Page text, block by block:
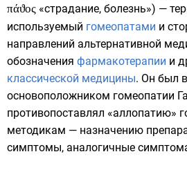
πάϑος «страдание, болезнь») —
используемый гомеопатами и
направлений альтернативной
обозначения фармакотерапии и
классической медицины. Он был
основоположником гомеопатии
противопоставлял «аллопатию»
методикам — назначению
симптомы, аналогичные